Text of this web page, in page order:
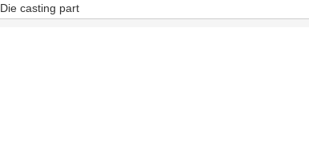
Die casting part